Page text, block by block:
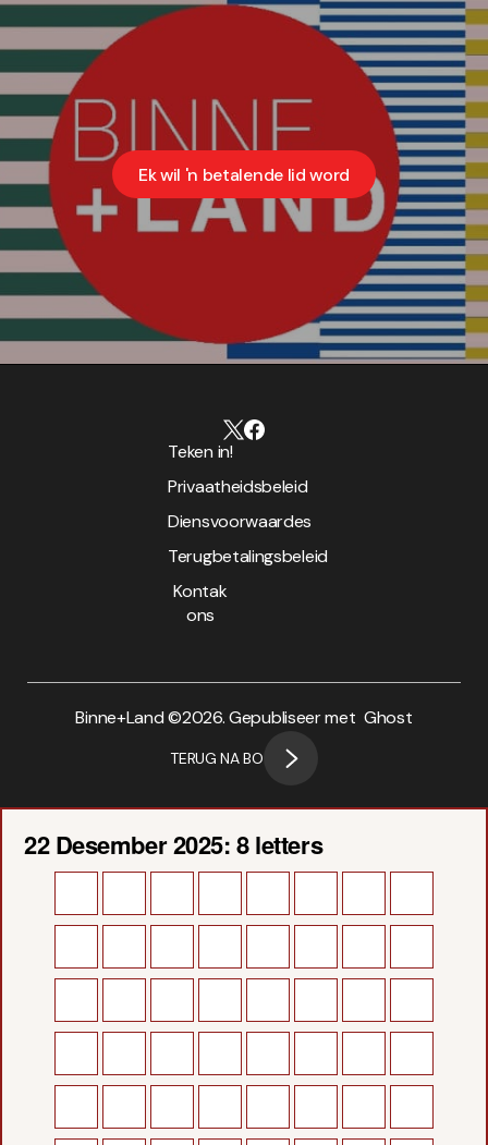
Ek wil 'n betalende lid word
Teken in!
Privaatheidsbeleid
Diensvoorwaardes
Terugbetalingsbeleid
Kontak
ons
Binne+Land ©2026. Gepubliseer met Ghost
TERUG NA BO
22 Desember 2025: 8 letters